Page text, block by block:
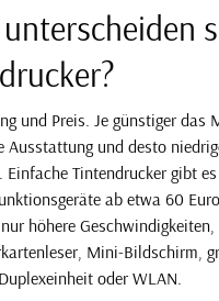
und Preis. Je günstiger das
Ausstattung und desto
Einfache Tintendrucker gibt
ab etwa 60
höhere
Mini-Bildschirm,
oder WLAN.